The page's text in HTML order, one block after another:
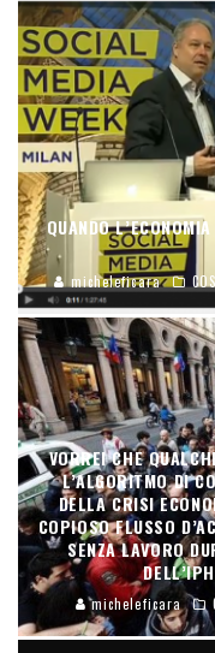
QUANDO
micheleficara
VORREI CHE
L’ALGORITMO DI
DELLA CRISI
COPIOSO FLUSSO
SENZA LAVORO
micheleficara